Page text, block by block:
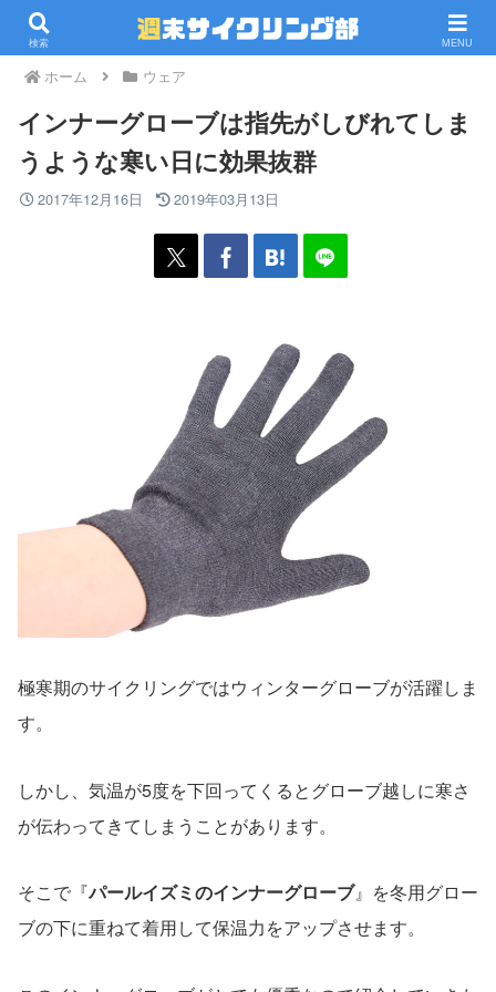
PR
ホーム ウェア
インナーグローブは指先がしびれてしま
うような寒い日に効果抜群
2017年12月16日 2019年03月13日
極寒期のサイクリングではウィンターグローブが活躍しま
す。
しかし、気温が5度を下回ってくるとグローブ越しに寒さ
が伝わってきてしまうことがあります。
そこで『パールイズミのインナーグローブ』を冬用グロー
ブの下に重ねて着用して保温力をアップさせます。
検索 MENU